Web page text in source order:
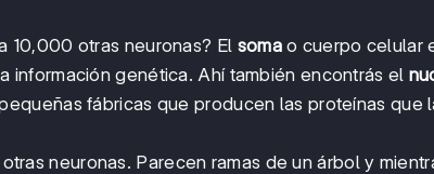
10,000 otras neuronas? El somao cuerpo celular
información genética. Ahí también encontrás el
fábricas que producen las proteínas que
neuronas. Parecen ramas de un árbol y